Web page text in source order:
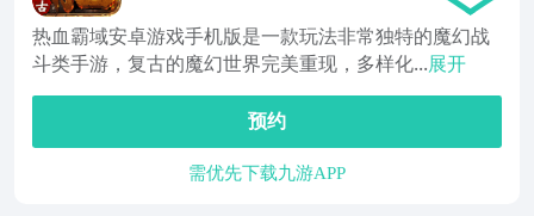
热血霸域安卓游戏手机版是一款玩法非常独特的魔幻战
斗类手游，复古的魔幻世界完美重现，多样化...展开
预约
需优先下载九游APP